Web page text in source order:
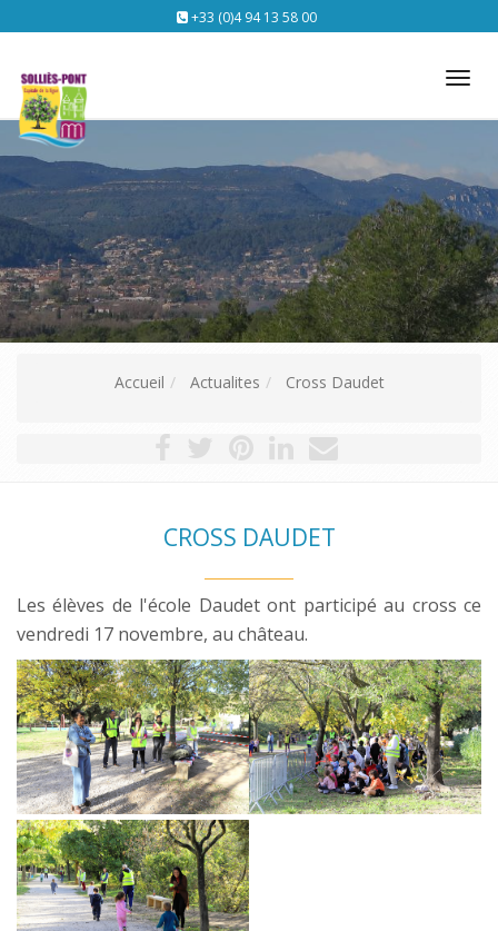
+33 (0)4 94 13 58 00
Accueil Actualites Cross Daudet
CROSS DAUDET
Les élèves de l'école Daudet ont participé au cross ce
vendredi 17 novembre, au château.